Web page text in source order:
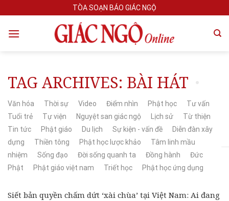
to
content
TÒA SOẠN BÁO GIÁC NGỘ
TAG ARCHIVES: BÀI HÁT
Văn hóa Thời sự Video Điểm nhìn Phật học
Tư vấn
Tuổi trẻ
Tự viện Nguyệt san giác ngộ Lịch sử
Từ thiện
Tin tức
Phật giáo Du lịch Sự kiện - vấn đề
Diễn đàn xây
dựng
Thiền tông Phật học lược khảo
Tâm linh mầu
nhiệm
Sống đạo Đời sống quanh ta Đồng hành
Đức
Phật
Phật giáo việt nam Triết học Phật học ứng dụng
Siết bản quyền chấm dứt ‘xài chùa’ tại Việt Nam: Ai đang